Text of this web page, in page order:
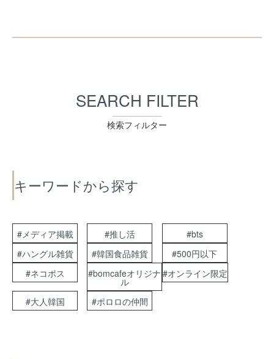
SEARCH FILTER
検索フィルター
キーワードから探す
#メディア掲載 #推し活
#bts
#ハングル雑貨
#韓国食品雑貨
#500円以下
#ネコポス
#bomcafeオリジナ
ル
#オンライン限定
#大人韓国 #ポロロの仲間